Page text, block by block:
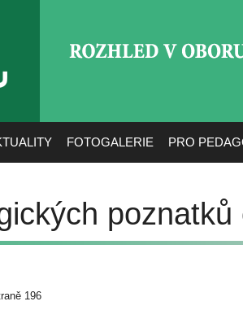
FOTOGALERIE PRO
196